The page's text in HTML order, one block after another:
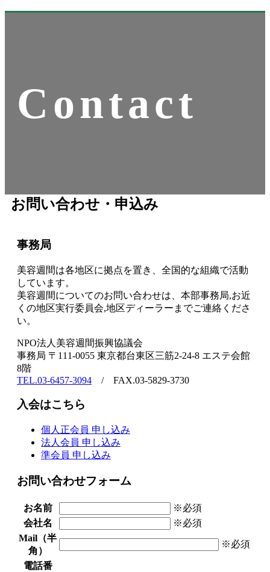
Contact
お問い合わせ・申込み
事務局
美容週間は各地区に拠点を置き、全国的な組織で活動
しています。
美容週間についてのお問い合わせは、本部事務局,お近
くの地区実行委員会,地区ディーラーまでご連絡くださ
い。
NPO法人美容週間振興協議会
事務局 〒111-0055 東京都台東区三筋2-24-8 エステ会館
8階
TEL.03-6457-3094 / FAX.03-5829-3730
入会はこちら
個人正会員 申し込み
法人会員 申し込み
準会員 申し込み
お問い合わせフォーム
お名前
※必須
会社名
※必須
Mail（半
角）
※必須
電話番